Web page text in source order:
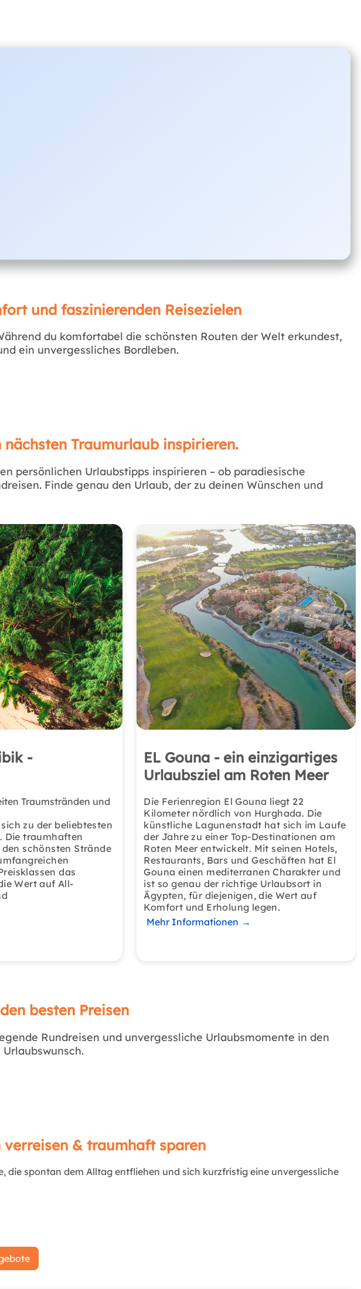
und faszinierenden Reisezielen
du komfortabel die schönsten Routen der Welt erkundest,
ein unvergessliches Bordleben.
Traumurlaub inspirieren.
persönlichen Urlaubstipps inspirieren – ob paradiesische
Finde genau den Urlaub, der zu deinen Wünschen und
-
Traumstränden und
zu der beliebtesten
Die traumhaften
schönsten Strände
das
Wert auf All-
EL Gouna - ein einzigartiges
Urlaubsziel am Roten Meer
Die Ferienregion El Gouna liegt 22
Kilometer nördlich von Hurghada. Die
künstliche Lagunenstadt hat sich im Laufe
der Jahre zu einer Top-Destinationen am
Roten Meer entwickelt. Mit seinen Hotels,
Restaurants, Bars und Geschäften hat El
Gouna einen mediterranen Charakter und
ist so genau der richtige Urlaubsort in
Ägypten, für diejenigen, die Wert auf
Komfort und Erholung legen.
Mehr Informationen →
besten Preisen
Rundreisen und unvergessliche Urlaubsmomente in den
& traumhaft sparen
spontan dem Alltag entfliehen und sich kurzfristig eine unvergessliche